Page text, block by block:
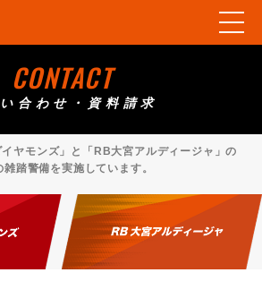
CONTACT
合わせ・資料請求
イヤモンズ」と
「RB大宮アルディージャ」の
雑踏警備を実施しています。